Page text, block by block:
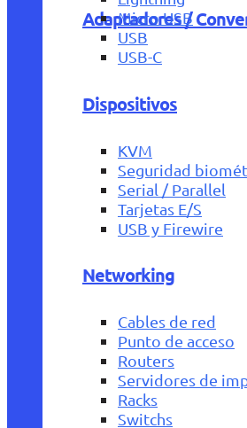
Adaptadores /
Micro USB
USB
USB-C
Dispositivos
KVM
Seguridad
Serial / Parallel
Tarjetas E/S
USB y Firewire
Networking
Cables de red
Punto de acceso
Routers
Servidores de
Racks
Switchs